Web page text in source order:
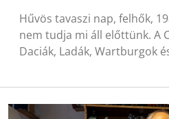
Hűvös tavaszi nap, felhők,
nem tudja mi áll előttünk. A
Daciák, Ladák, Wartburgok